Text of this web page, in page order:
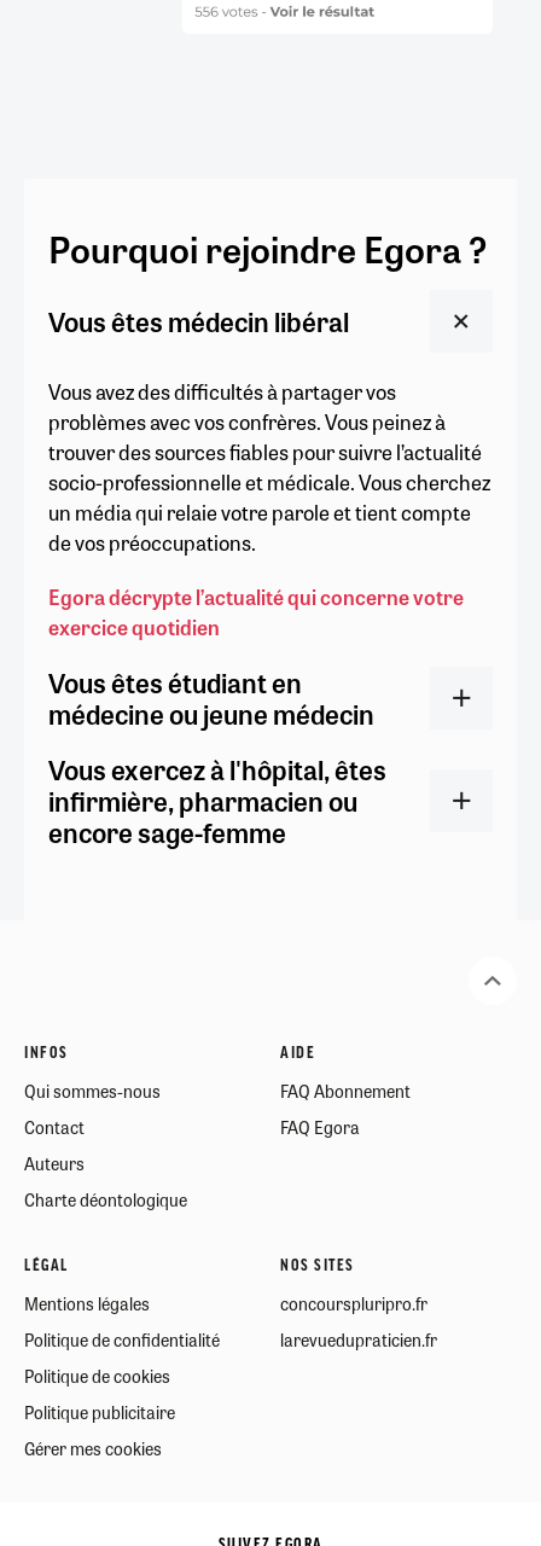
Pourquoi rejoindre Egora ?
Vous êtes médecin libéral
Vous avez des difficultés à partager vos
problèmes avec vos confrères. Vous peinez à
trouver des sources fiables pour suivre l’actualité
socio-professionnelle et médicale. Vous cherchez
un média qui relaie votre parole et tient compte
de vos préoccupations.
Egora décrypte l’actualité qui concerne votre
exercice quotidien
Vous êtes étudiant en
médecine ou jeune médecin
Vous exercez à l'hôpital, êtes
infirmière, pharmacien ou
encore sage-femme
INFOS
Qui sommes-nous
Contact
Auteurs
Charte déontologique
AIDE
FAQ Abonnement
FAQ Egora
LÉGAL
Mentions légales
Politique de confidentialité
Politique de cookies
Politique publicitaire
Gérer mes cookies
NOS SITES
concourspluripro.fr
larevuedupraticien.fr